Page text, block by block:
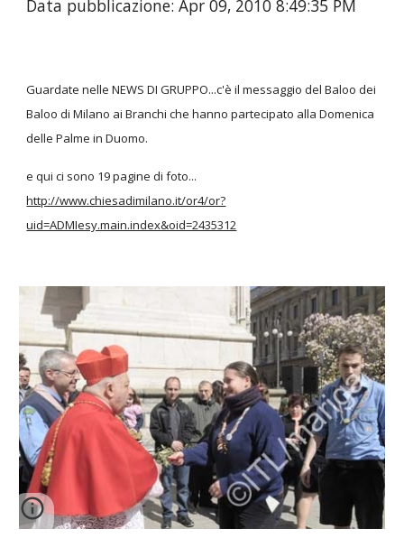
Data pubblicazione: Apr 09, 2010 8:49:35 PM
Guardate nelle NEWS DI GRUPPO...c'è il messaggio del Baloo dei
Baloo di Milano ai Branchi che hanno partecipato alla Domenica
delle Palme in Duomo.
e qui ci sono 19 pagine di foto...
http://www.chiesadimilano.it/or4/or?
uid=ADMIesy.main.index&oid=2435312